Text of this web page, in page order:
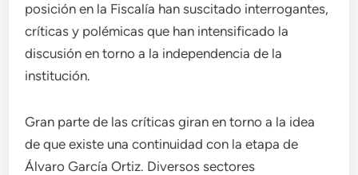
posición en la Fiscalía han suscitado interrogantes,
críticas y polémicas que han intensificado la
discusión en torno a la independencia de la
institución.
Gran parte de las críticas giran en torno a la idea
de que existe una continuidad con la etapa de
Álvaro García Ortiz. Diversos sectores